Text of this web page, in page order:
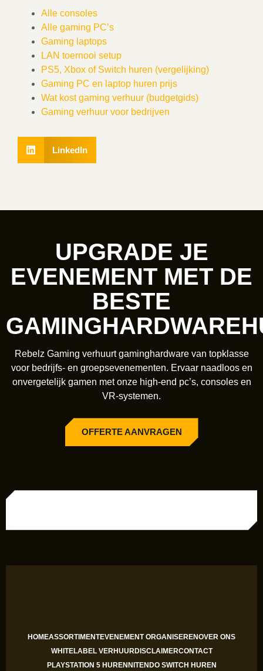
Alle consoles
Alle gaming PC’s
Gaming laptops
LAN toernooi setup
PS5, Xbox of Switch huren (vergelijking)
Gaming PC en laptop huren prijs
Wat kost gaming verhuur (budgetgids)
Gaming verhuur voor bedrijven
LinkedIn
UPGRADE JE
EVENEMENT MET DE
BESTE
Rebelz Gaming verhuurt gaminghardware van topklasse
voor bedrijfs- en groepsevenementen. Ervaar naadloos en
onvergetelijk gamen met onze high-end pc’s, consoles en
VR-systemen.
OFFERTE AANVRAGEN
HOMEASSORTIMENTEVENEMENT ORGANISERENOVER ONS
WHITELABEL VERHUURDISCLAIMERCONTACT
PLAYSTATION 5 HURENNITENDO SWITCH HUREN